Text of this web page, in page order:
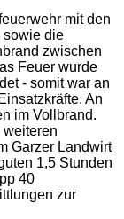
mit den
sowie die
zwischen
Feuer wurde
- somit war an
An
im Vollbrand.
weiteren
Garzer Landwirt
1,5 Stunden
40
zur